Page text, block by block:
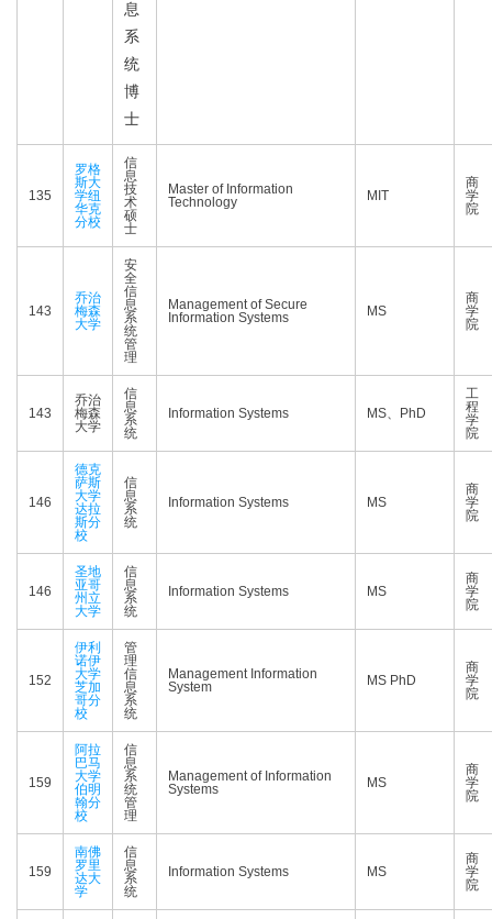
息
系
统
博
士
135
罗格
斯大
学纽
华克
分校
信
息
技
术
硕
士
Master of Information
Technology
MIT
商
学
院
143
乔治
梅森
大学
安
全
信
息
系
统
管
理
Management of Secure
Information Systems
MS
商
学
院
143
乔治
梅森
大学
信
息
系
统
Information Systems MS、PhD
工
程
学
院
146
德克
萨斯
大学
达拉
斯分
校
信
息
系
统
Information Systems MS
商
学
院
146
圣地
亚哥
州立
大学
信
息
系
统
Information Systems MS
商
学
院
152
伊利
诺伊
大学
芝加
哥分
校
管
理
信
息
系
统
Management Information
System
MS PhD
商
学
院
159
阿拉
巴马
大学
伯明
翰分
校
信
息
系
统
管
理
Management of Information
Systems
MS
商
学
院
159
南佛
罗里
达大
学
信
息
系
统
Information Systems MS
商
学
院